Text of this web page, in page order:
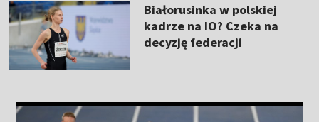
Białorusinka w polskiej
kadrze na IO? Czeka na
decyzję federacji